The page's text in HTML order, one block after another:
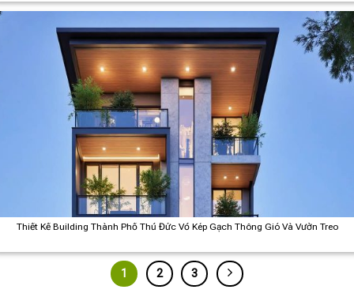
Thiết Kế Building Thành Phố Thủ Đức Vỏ Kép Gạch Thông Gió Và Vườn Treo
1 2 3